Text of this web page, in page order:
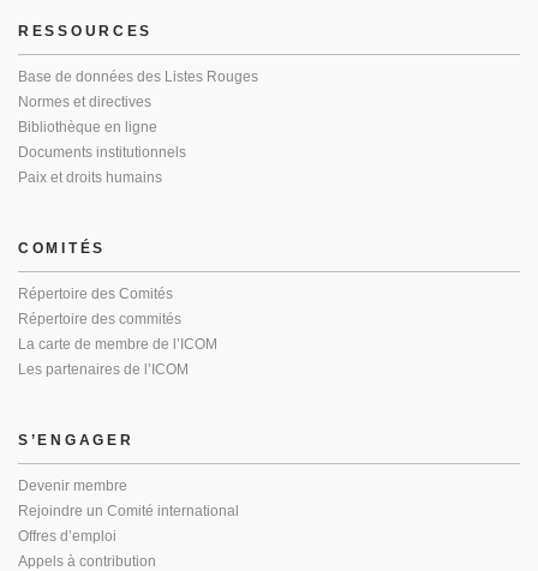
RESSOURCES
Base de données des Listes Rouges
Normes et directives
Bibliothèque en ligne
Documents institutionnels
Paix et droits humains
COMITÉS
Répertoire des Comités
Répertoire des commités
La carte de membre de l’ICOM
Les partenaires de l’ICOM
S’ENGAGER
Devenir membre
Rejoindre un Comité international
Offres d’emploi
Appels à contribution